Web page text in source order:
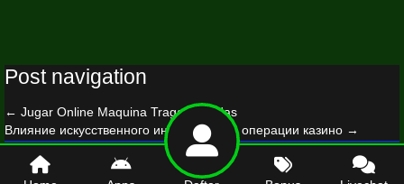
Post navigation
← Jugar Online Maquina Tragamonedas
Влияние искусственного интеллекта на операции казино →
© 2026 gezginciotomotiv.com